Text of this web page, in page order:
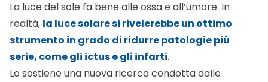
sono state eseguite due sedute. Vi era, però, una
piccola differenza tra una e l’altra: nella prima le
lampade emettevano anche calore, nella seconda
solo UVA.
«L’ossido nitrico insieme con i suoi sottoprodotti,